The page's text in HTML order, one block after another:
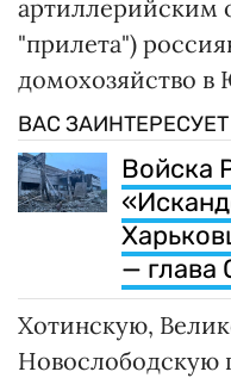
артиллерийским
"прилета")
домохозяйство в
ВАС ЗАИНТЕРЕСУЕТ
Войска
— глава
Хотинскую,
Новослободскую